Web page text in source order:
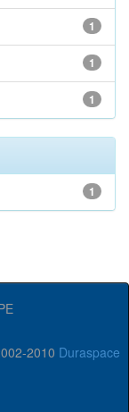
1
1
1
1
2010 Duraspace